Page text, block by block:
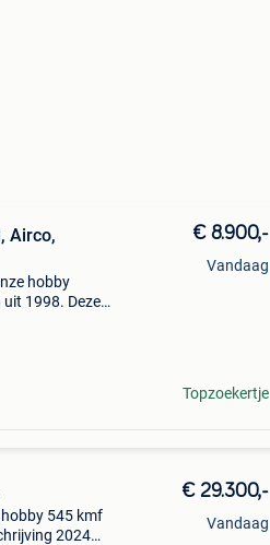
Airco,
hobby
1998. Deze
€ 8.900,-
Vandaag
Topzoekertje
545 kmf
2024
€ 29.300,-
Vandaag